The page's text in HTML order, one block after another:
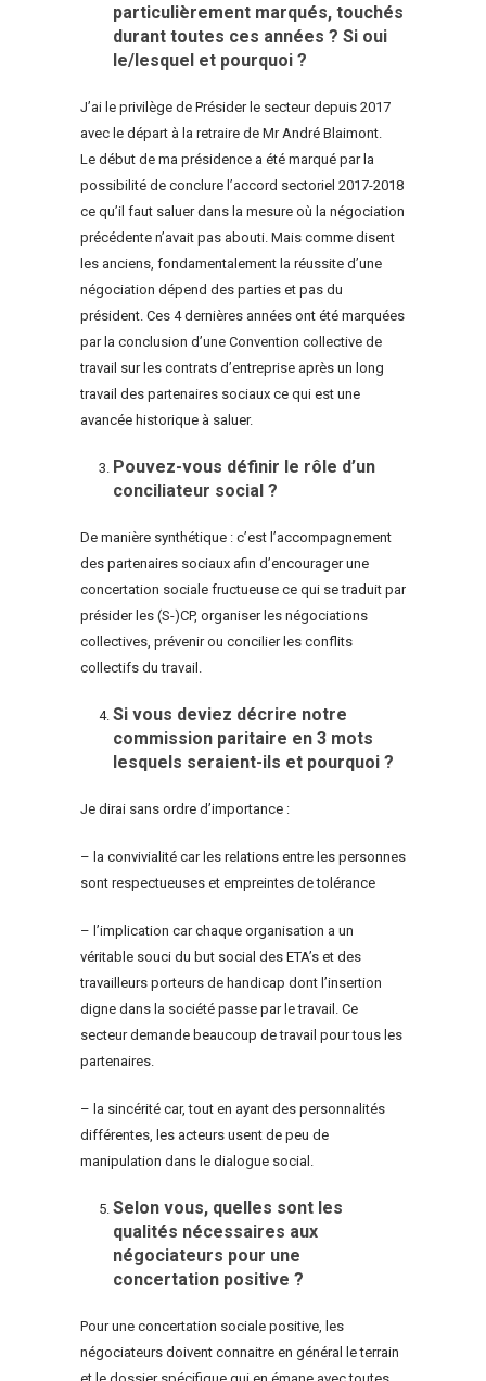
particulièrement marqués, touchés
durant toutes ces années ? Si oui
le/lesquel et pourquoi ?
J’ai le privilège de Présider le secteur depuis 2017
avec le départ à la retraire de Mr André Blaimont.
Le début de ma présidence a été marqué par la
possibilité de conclure l’accord sectoriel 2017-2018
ce qu’il faut saluer dans la mesure où la négociation
précédente n’avait pas abouti. Mais comme disent
les anciens, fondamentalement la réussite d’une
négociation dépend des parties et pas du
président. Ces 4 dernières années ont été marquées
par la conclusion d’une Convention collective de
travail sur les contrats d’entreprise après un long
travail des partenaires sociaux ce qui est une
avancée historique à saluer.
Pouvez-vous définir le rôle d’un
conciliateur social ?
De manière synthétique : c’est l’accompagnement
des partenaires sociaux afin d’encourager une
concertation sociale fructueuse ce qui se traduit par
présider les (S-)CP, organiser les négociations
collectives, prévenir ou concilier les conflits
collectifs du travail.
Si vous deviez décrire notre
commission paritaire en 3 mots
lesquels seraient-ils et pourquoi ?
Je dirai sans ordre d’importance :
– la convivialité car les relations entre les personnes
sont respectueuses et empreintes de tolérance
– l’implication car chaque organisation a un
véritable souci du but social des ETA’s et des
travailleurs porteurs de handicap dont l’insertion
digne dans la société passe par le travail. Ce
secteur demande beaucoup de travail pour tous les
partenaires.
– la sincérité car, tout en ayant des personnalités
différentes, les acteurs usent de peu de
manipulation dans le dialogue social.
Selon vous, quelles sont les
qualités nécessaires aux
négociateurs pour une
concertation positive ?
Pour une concertation sociale positive, les
négociateurs doivent connaitre en général le terrain